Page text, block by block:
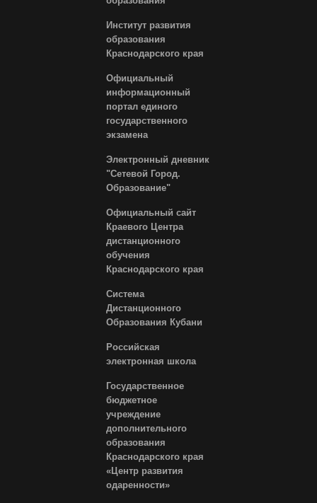
Институт развития
образования
Краснодарского края
Официальный
информационный
портал единого
государственного
экзамена
Электронный дневник
"Сетевой Город.
Образование"
Официальный сайт
Краевого Центра
дистанционного
обучения
Краснодарского края
Система
Дистанционного
Образования Кубани
Российская
электронная школа
Государственное
бюджетное
учреждение
дополнительного
образования
Краснодарского края
«Центр развития
одаренности»